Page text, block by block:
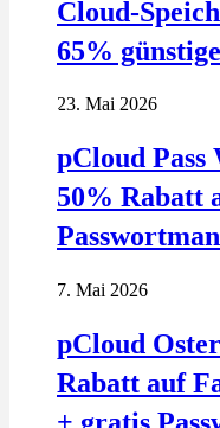
Cloud-
65%
23. Mai 2026
pCloud Pass
50% Rabatt
7. Mai 2026
pCloud
Rabatt auf